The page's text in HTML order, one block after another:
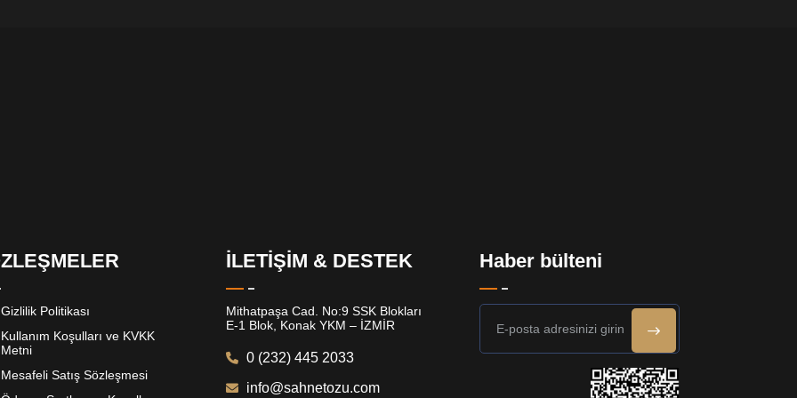
Gizlilik Politikası
Kullanım Koşulları ve KVKK
Metni
Mesafeli Satış Sözleşmesi
İLETİŞİM & DESTEK
Mithatpaşa Cad. No:9 SSK Blokları
E-1 Blok, Konak YKM – İZMİR
0 (232) 445 2033
info@sahnetozu.com
Haber bülteni